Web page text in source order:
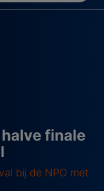
finale
bij de NPO met